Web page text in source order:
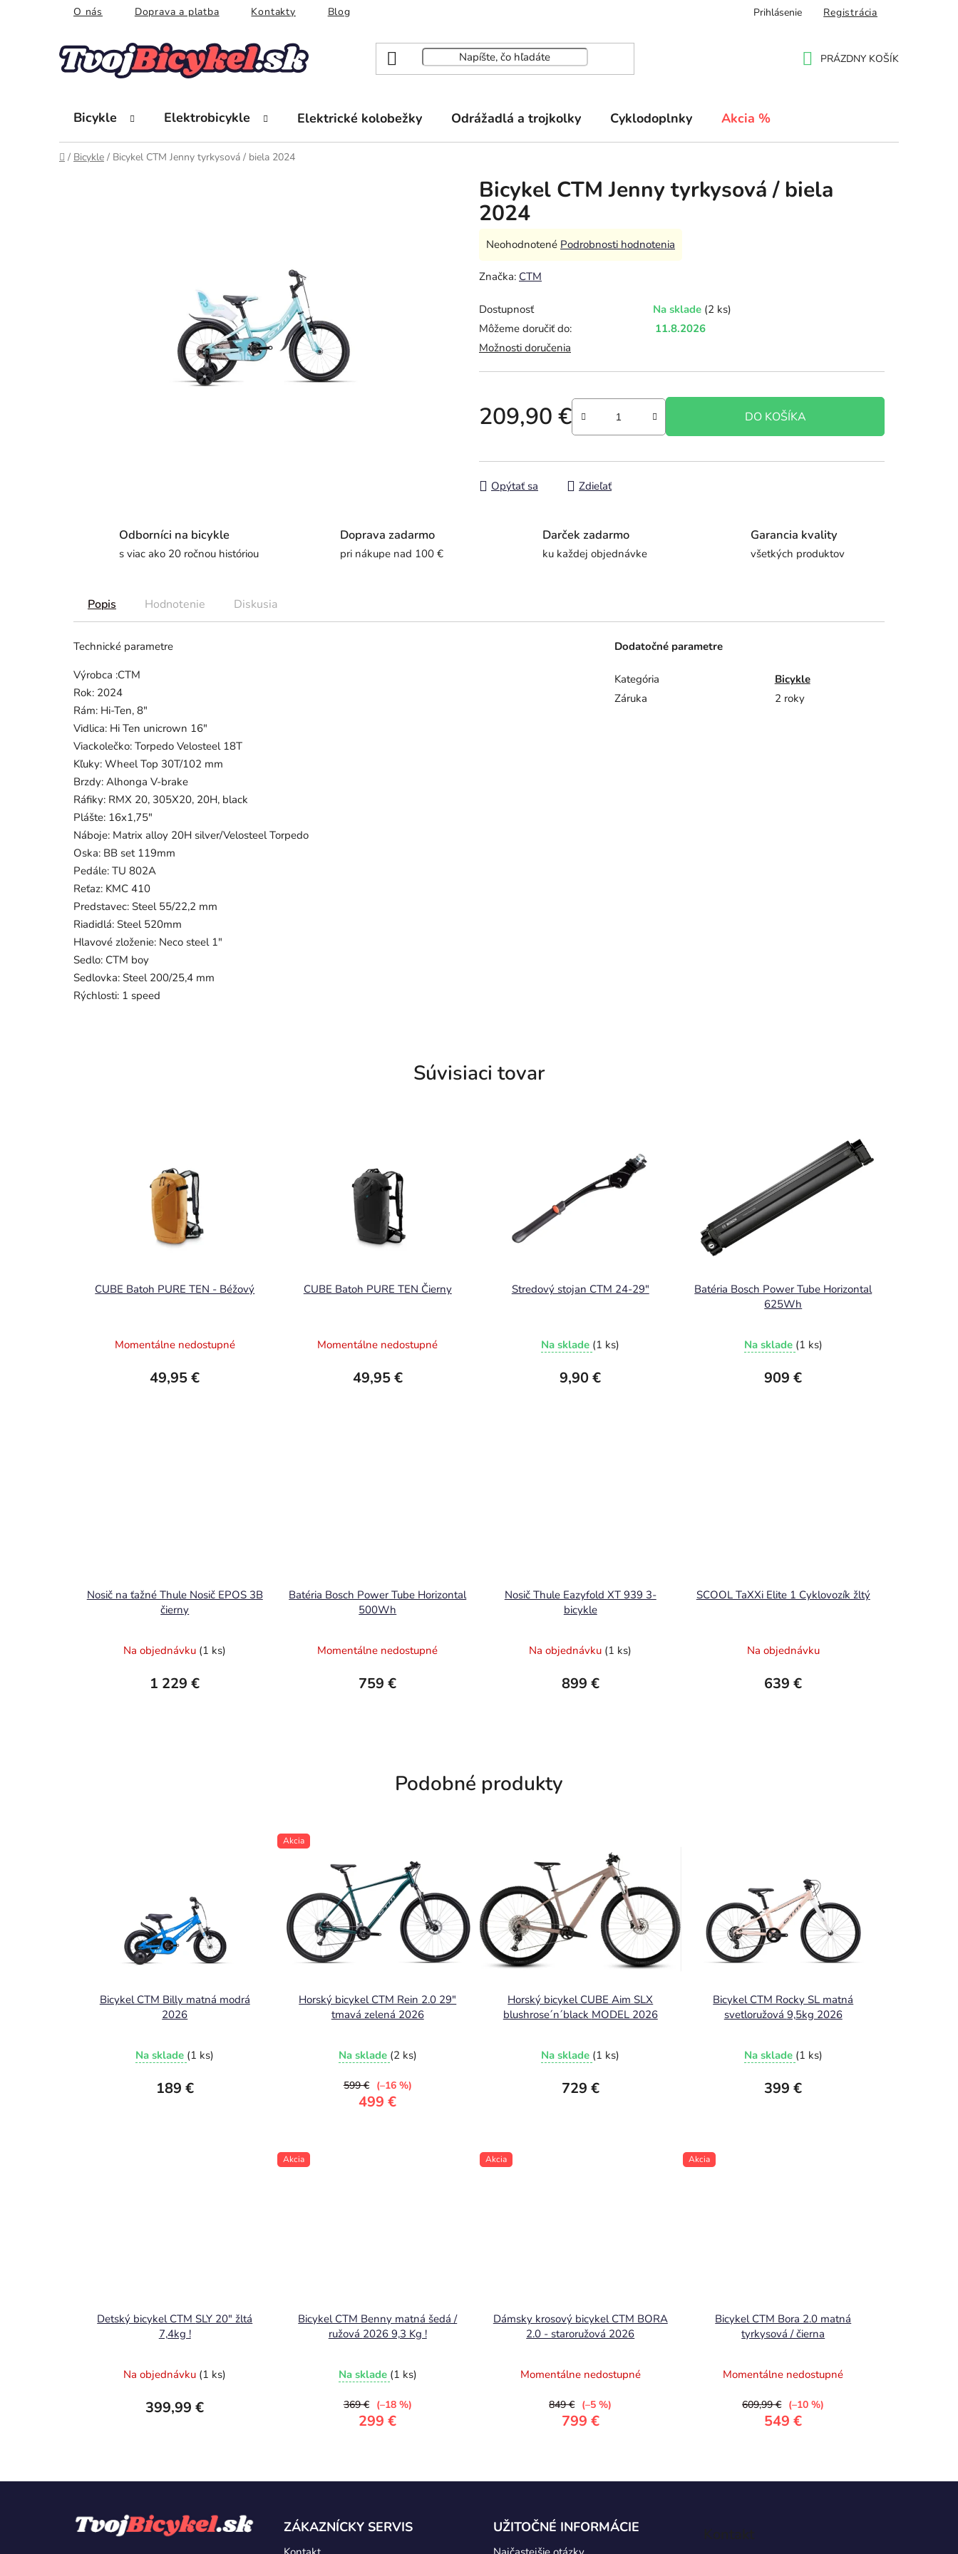
O nás Doprava a platba Kontakty Blog Prihlásenie Registrácia
PRÁZDNY KOŠÍK
Bicykle Elektrobicykle Elektrické kolobežky Odrážadlá a trojkolky Cyklodoplnky Akcia %
Domov
/ Bicykle / Bicykel CTM Jenny tyrkysová / biela 2024
Bicykel CTM Jenny tyrkysová / biela
2024
Priemerné
produktu
0,0
z
5
hviezdičiek.
Neohodnotené Podrobnosti hodnotenia
Značka: CTM
Dostupnosť Na sklade (2 ks)
Môžeme doručiť do:
11.8.2026
Možnosti doručenia
209,90 € DO KOŠÍKA
Opýtať sa Zdieľať
Odborníci na bicykle
s viac ako 20 ročnou históriou
Doprava zadarmo
pri nákupe nad 100 €
Darček zadarmo
ku každej objednávke
Garancia kvality
všetkých produktov
Popis Hodnotenie Diskusia
Technické parametre
Výrobca :CTM
Rok: 2024
Rám: Hi-Ten, 8"
Vidlica: Hi Ten unicrown 16"
Viackolečko: Torpedo Velosteel 18T
Kľuky: Wheel Top 30T/102 mm
Brzdy: Alhonga V-brake
Ráfiky: RMX 20, 305X20, 20H, black
Plášte: 16x1,75"
Náboje: Matrix alloy 20H silver/Velosteel Torpedo
Oska: BB set 119mm
Pedále: TU 802A
Reťaz: KMC 410
Predstavec: Steel 55/22,2 mm
Riadidlá: Steel 520mm
Hlavové zloženie: Neco steel 1"
Sedlo: CTM boy
Sedlovka: Steel 200/25,4 mm
Rýchlosti: 1 speed
Dodatočné parametre
Kategória
Bicykle
Záruka
2 roky
Súvisiaci tovar
CUBE Batoh PURE TEN - Béžový
Momentálne nedostupné
49,95 €
CUBE Batoh PURE TEN Čierny
Momentálne nedostupné
49,95 €
Stredový stojan CTM 24-29"
Na sklade (1 ks)
9,90 €
Batéria Bosch Power Tube Horizontal
625Wh
Na sklade (1 ks)
909 €
Nosič na ťažné Thule Nosič EPOS 3B
čierny
Na objednávku (1 ks)
1 229 €
Batéria Bosch Power Tube Horizontal
500Wh
Momentálne nedostupné
759 €
Nosič Thule Eazyfold XT 939 3-
bicykle
Na objednávku (1 ks)
899 €
SCOOL TaXXi Elite 1 Cyklovozík žltý
Na objednávku
639 €
Podobné produkty
Bicykel CTM Billy matná modrá
2026
Na sklade (1 ks)
189 €
Akcia
Horský bicykel CTM Rein 2.0 29"
tmavá zelená 2026
Na sklade (2 ks)
499 €
599 € (–16 %)
Horský bicykel CUBE Aim SLX
blushrose´n´black MODEL 2026
Na sklade (1 ks)
729 €
Bicykel CTM Rocky SL matná
svetloružová 9,5kg 2026
Na sklade (1 ks)
399 €
Detský bicykel CTM SLY 20" žltá
7,4kg !
Na objednávku (1 ks)
399,99 €
Akcia
Bicykel CTM Benny matná šedá /
ružová 2026 9,3 Kg !
Na sklade (1 ks)
299 €
369 € (–18 %)
Akcia
Dámsky krosový bicykel CTM BORA
2.0 - staroružová 2026
Momentálne nedostupné
799 €
849 € (–5 %)
Akcia
Bicykel CTM Bora 2.0 matná
tyrkysová / čierna
Momentálne nedostupné
549 €
609,99 € (–10 %)
ZÁKAZNÍCKY SERVIS UŽITOČNÉ INFORMÁCIE Kontakt